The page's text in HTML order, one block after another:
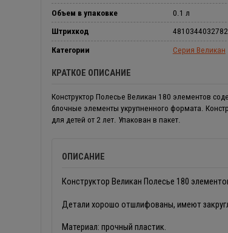
Объем в упаковке
0.1 л
Штрихкод
4810344032782
Категории
Серия Великан
КРАТКОЕ ОПИСАНИЕ
Конструктор Полесье Великан 180 элементов
блочные элементы укрупненного формата.
для детей от 2 лет. Упакован в пакет.
ОПИСАНИЕ
Конструктор Великан Полесье 180
Детали хорошо отшлифованы, имеют
Материал: прочный пластик.